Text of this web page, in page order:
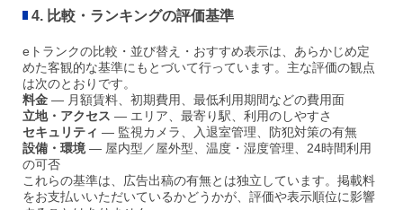
4. 比較・ランキングの評価基準
eトランクの比較・並び替え・おすすめ表示は、あらかじめ定
めた客観的な基準にもとづいて行っています。主な評価の観点
は次のとおりです。
料金 — 月額賃料、初期費用、最低利用期間などの費用面
立地・アクセス — エリア、最寄り駅、利用のしやすさ
セキュリティ — 監視カメラ、入退室管理、防犯対策の有無
設備・環境 — 屋内型／屋外型、温度・湿度管理、24時間利用
の可否
これらの基準は、広告出稿の有無とは独立しています。掲載料
をお支払いいただいているかどうかが、評価や表示順位に影響